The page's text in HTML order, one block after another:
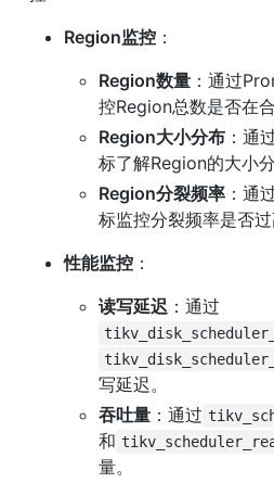
Region监控 ：
Region数量 ：通过
控Region总数是否在合
Region大小分布 ：通
标了解Region的大小
Region分裂频率 ：通
标监控分裂频率是否过
性能监控 ：
读写延迟 ：通过
写延迟。
吞吐量 ：通过
和
量。